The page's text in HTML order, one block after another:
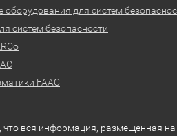
для систем
систем безопасности
FAAC
вся информация, размещенная на